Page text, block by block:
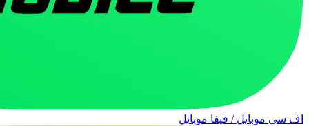
اف سی موبایل / فیفا موبایل